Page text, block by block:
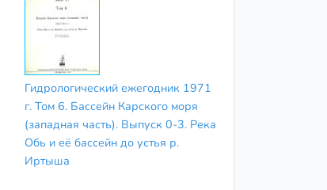
Гидрологический ежегодник 1971
г. Том 6. Бассейн Карского моря
(западная часть). Выпуск 0-3. Река
Обь и её бассейн до устья р.
Иртыша